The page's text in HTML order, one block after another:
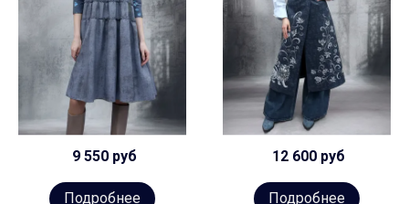
9 550 руб
Подробнее
12 600 руб
Подробнее